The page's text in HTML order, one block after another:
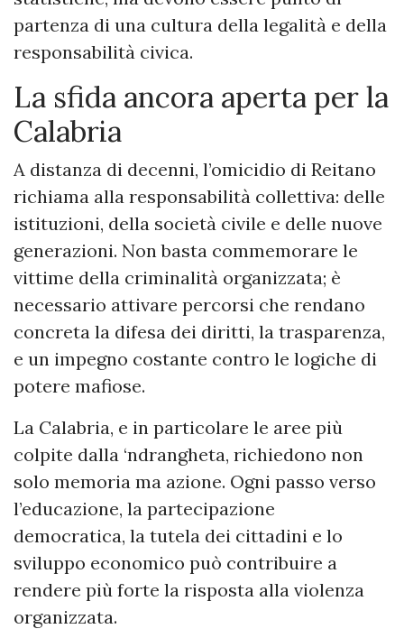
partenza di una cultura della legalità e della
responsabilità civica.
La sfida ancora aperta per la
Calabria
A distanza di decenni, l’omicidio di Reitano
richiama alla responsabilità collettiva: delle
istituzioni, della società civile e delle nuove
generazioni. Non basta commemorare le
vittime della criminalità organizzata; è
necessario attivare percorsi che rendano
concreta la difesa dei diritti, la trasparenza,
e un impegno costante contro le logiche di
potere mafiose.
La Calabria, e in particolare le aree più
colpite dalla ‘ndrangheta, richiedono non
solo memoria ma azione. Ogni passo verso
l’educazione, la partecipazione
democratica, la tutela dei cittadini e lo
sviluppo economico può contribuire a
rendere più forte la risposta alla violenza
organizzata.